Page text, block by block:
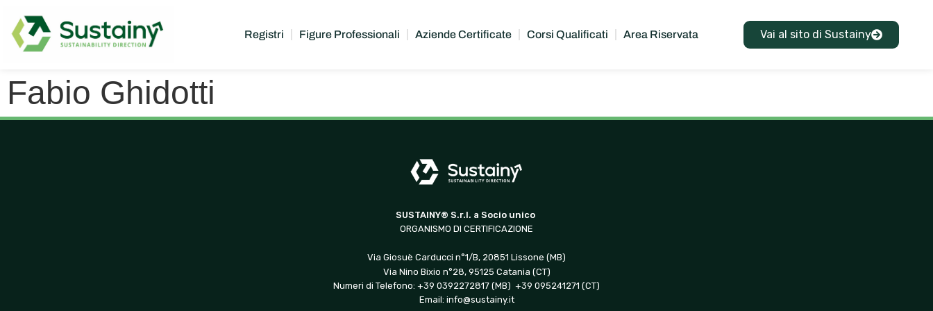
Registri Figure Professionali Aziende Certificate Corsi Qualificati Area Riservata Vai al sito di Sustainy
Fabio Ghidotti
SUSTAINY® S.r.l. a Socio unico
ORGANISMO DI CERTIFICAZIONE
Via Giosuè Carducci n°1/B, 20851 Lissone (MB)
Via Nino Bixio n°28, 95125 Catania (CT)
Numeri di Telefono: +39 0392272817 (MB) +39 095241271 (CT)
Email: info@sustainy.it